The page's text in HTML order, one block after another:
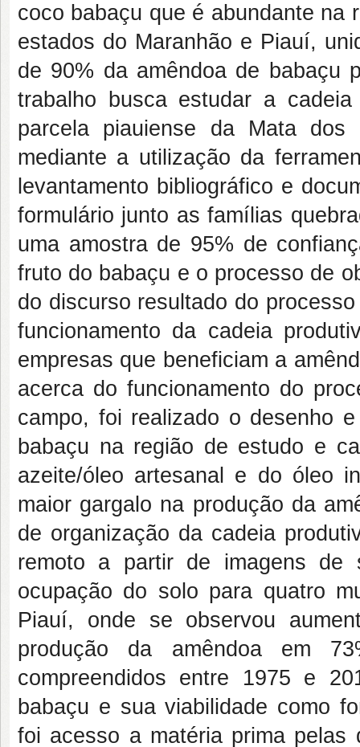
coco babaçu que é abundante na
estados do Maranhão e Piauí,
de 90% da amêndoa de babaçu
trabalho busca estudar a
parcela piauiense da Mata
mediante a utilização da
levantamento bibliográfico e
formulário junto as famílias
uma amostra de 95% de
fruto do babaçu e o processo de
do discurso resultado do
funcionamento da cadeia
empresas que beneficiam a
acerca do funcionamento do
campo, foi realizado o desenho
babaçu na região de estudo e
azeite/óleo artesanal e do óleo
maior gargalo na produção da
de organização da cadeia
remoto a partir de imagens de
ocupação do solo para quatro
Piauí, onde se observou
produção da amêndoa em
compreendidos entre 1975 e
babaçu e sua viabilidade como
foi acesso a matéria prima pelas